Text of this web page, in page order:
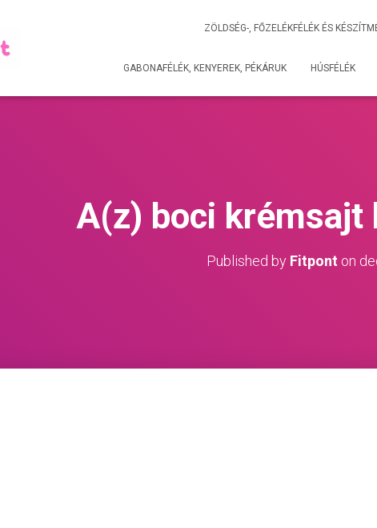
ZÖLDSÉG-, FŐZELÉKFÉLÉK ÉS
GABONAFÉLÉK, KENYEREK, PÉKÁRUK HÚSFÉLÉK
A(z) boci
Published by Fitpont on